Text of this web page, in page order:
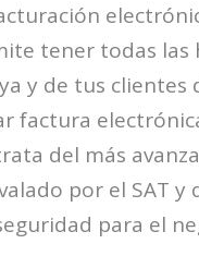
tener todas
y de tus
factura
del más
por el SAT
para el